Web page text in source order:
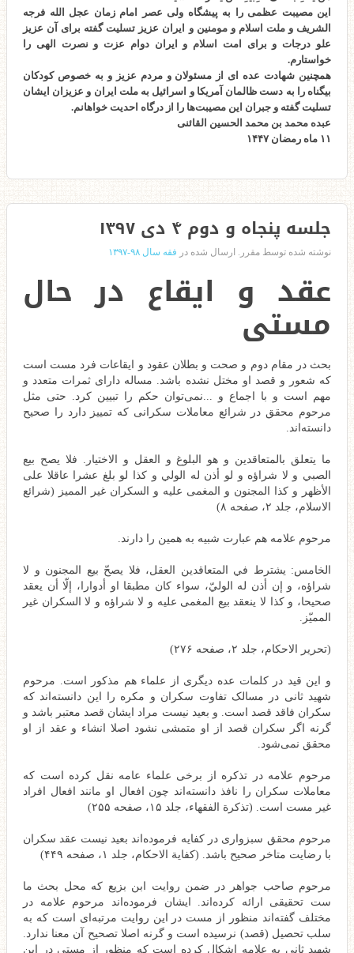
این مصیبت عظمی را به پیشگاه ولی عصر امام زمان عجل الله فرجه
الشریف و ملت اسلام و مومنین و ایران عزیز تسلیت گفته برای آن عزیز
علو درجات و برای امت اسلام و ایران دوام عزت و نصرت الهی را
خواستارم.
همچنین شهادت عده ای از مسئولان و مردم عزیز و به خصوص کودکان
بیگناه را به دست ظالمان آمریکا و اسرائیل به ملت ایران و عزیزان ایشان
تسلیت گفته و جبران این مصیبت‌ها را از درگاه احدیت خواهانم.
عبده محمد بن محمد الحسین القائنی
۱۱ ماه رمضان ۱۴۴۷
جلسه پنجاه و دوم ۴ دی ۱۳۹۷
نوشته شده توسط مقرر. ارسال شده در فقه سال ۹۸-۱۳۹۷
عقد و ایقاع در حال
مستی
بحث در مقام دوم و صحت و بطلان عقود و ایقاعات فرد مست است
که شعور و قصد او مختل نشده باشد. مساله دارای ثمرات متعدد و
مهم است و با اجماع و ...نمی‌توان حکم را تبیین کرد. حتی مثل
مرحوم محقق در شرائع معاملات سکرانی که تمییز دارد را صحیح
دانسته‌اند.
ما يتعلق بالمتعاقدين‌ و هو البلوغ و العقل و الاختيار. فلا يصح بيع
الصبي و لا شراؤه و لو أذن له الولي و كذا لو بلغ عشرا عاقلا على
الأظهر و كذا المجنون و المغمى عليه و السكران غير المميز (شرائع
الاسلام، جلد ۲، صفحه ۸)
مرحوم علامه هم عبارت شبیه به همین را دارند.
الخامس: يشترط في المتعاقدين العقل، فلا يصحّ بيع المجنون و لا
شراؤه، و إن أذن له الوليّ، سواء كان مطبقا او أدوارا، إلّا أن يعقد
صحيحا، و كذا لا ينعقد بيع المغمى عليه و لا شراؤه و لا السكران غير
المميّز.
(تحریر الاحکام، جلد ۲، صفحه ۲۷۶)
و این قید در کلمات عده‌ دیگری از علماء هم مذکور است. مرحوم
شهید ثانی در مسالک تفاوت سکران و مکره را این دانسته‌اند که
سکران فاقد قصد است. و بعید نیست مراد ایشان قصد معتبر باشد و
گرنه اگر سکران قصد از او متمشی نشود اصلا انشاء و عقد از او
محقق نمی‌شود.
مرحوم علامه در تذکره از برخی علماء عامه نقل کرده است که
معاملات سکران را نافذ دانسته‌اند چون افعال او مانند افعال افراد
غیر مست است. (تذکرة الفقهاء، جلد ۱۵، صفحه ۲۵۵)
مرحوم محقق سبزواری در کفایه فرموده‌اند بعید نیست عقد سکران
با رضایت متاخر صحیح باشد. (کفایة الاحکام، جلد ۱، صفحه ۴۴۹)
مرحوم صاحب جواهر در ضمن روایت ابن بزیع که محل بحث ما
ست تحقیقی ارائه کرده‌اند. ایشان فرموده‌اند مرحوم علامه در
مختلف گفته‌اند منظور از مست در این روایت مرتبه‌ای است که به
سلب تحصیل (قصد) نرسیده است و گرنه اصلا تصحیح آن معنا ندارد.
شهید ثانی به علامه اشکال کرده است که منظور از مستی در این